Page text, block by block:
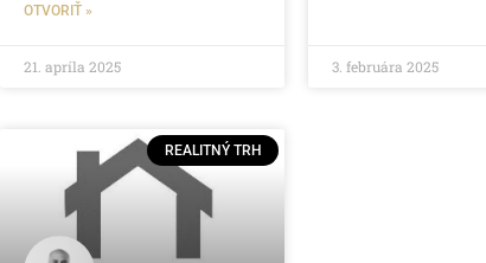
OTVORIŤ »
21. apríla 2025 3. februára 2025
REALITNÝ TRH